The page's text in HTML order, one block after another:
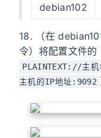
debian102
18. （在
令）将配置文件的
PLAINTEXT://主
主机的IP地址:9092